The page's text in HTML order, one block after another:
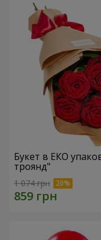
Букет в ЕКО
троянд"
1 074 грн